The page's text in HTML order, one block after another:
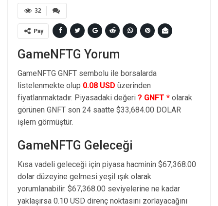
32
Pay
GameNFTG Yorum
GameNFTG GNFT sembolu ile borsalarda
listelenmekte olup 0.08 USD üzerinden
fiyatlanmaktadır. Piyasadaki değeri ? GNFT * olarak
görünen GNFT son 24 saatte $33,684.00 DOLAR
işlem görmüştür.
GameNFTG Geleceği
Kısa vadeli geleceği için piyasa hacminin $67,368.00
dolar düzeyine gelmesi yeşil ışık olarak
yorumlanabilir. $67,368.00 seviyelerine ne kadar
yaklaşırsa 0.10 USD direnç noktasını zorlayacağını